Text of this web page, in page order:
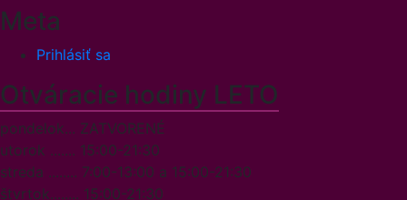
Meta
Prihlásiť sa
Otváracie hodiny LETO
pondelok... ZATVORENÉ
utorok ....... 15:00-21:30
streda ........ 7:00-13:00 a 15:00-21:30
štvrtok........ 15:00-21:30